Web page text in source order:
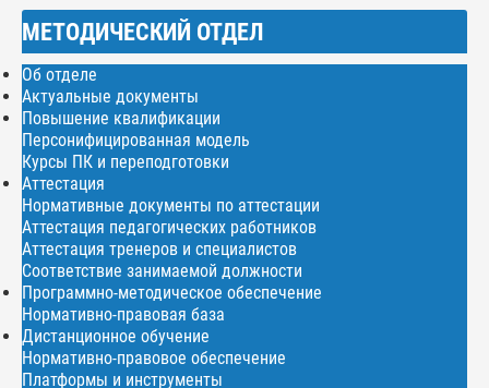
МЕТОДИЧЕСКИЙ ОТДЕЛ
Об отделе
Актуальные документы
Повышение квалификации
Персонифицированная модель
Курсы ПК и переподготовки
Аттестация
Нормативные документы по аттестации
Аттестация педагогических работников
Аттестация тренеров и специалистов
Соответствие занимаемой должности
Программно-методическое обеспечение
Нормативно-правовая база
Дистанционное обучение
Нормативно-правовое обеспечение
Платформы и инструменты